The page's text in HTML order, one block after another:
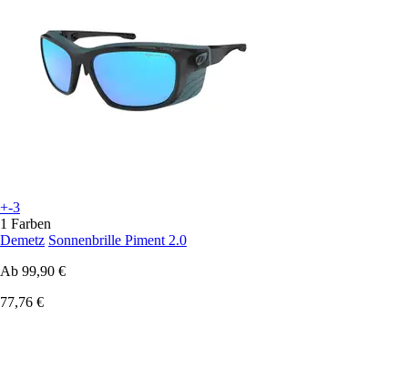
+-3
1 Farben
Demetz Sonnenbrille Piment 2.0
Ab 99,90 €
77,76 €